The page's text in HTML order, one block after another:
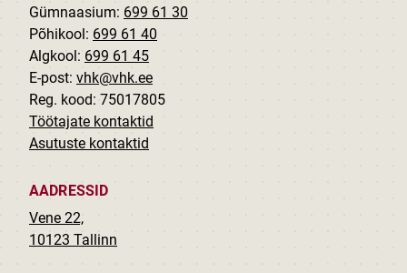
Gümnaasium: 699 61 30
Põhikool: 699 61 40
Algkool: 699 61 45
E-post: vhk@vhk.ee
Reg. kood: 75017805
Töötajate kontaktid
Asutuste kontaktid
AADRESSID
Vene 22,
10123 Tallinn